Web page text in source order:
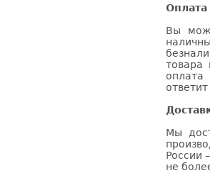
Оплата
Вы
товара
Мы
России
не